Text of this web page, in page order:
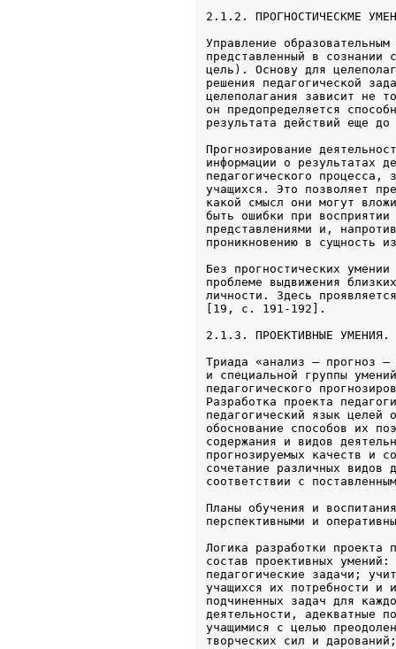
2.1.2. ПРОГНОСТИЧЕСКМЕ
Управление
представленный в сознании
цель). Основу для
решения педагогической
целеполагания зависит не
он предопределяется
результата действий еще
Прогнозирование
информации о результатах
педагогического процесса,
учащихся. Это позволяет
какой смысл они могут
быть ошибки при
представлениями и,
проникновению в сущность
Без прогностических
проблеме выдвижения
личности. Здесь
2.1.3. ПРОЕКТИВНЫЕ УМЕНИЯ.
Триада «анализ — прогноз —
и специальной группы
педагогического
Разработка проекта
педагогический язык целей
обоснование способов их
содержания и видов
прогнозируемых качеств и
сочетание различных видов
соответствии с
Планы обучения и
перспективными и
Логика разработки проекта
состав проективных
педагогические задачи;
учащихся их потребности и
подчиненных задач для
деятельности, адекватные
учащимися с целью
творческих сил и